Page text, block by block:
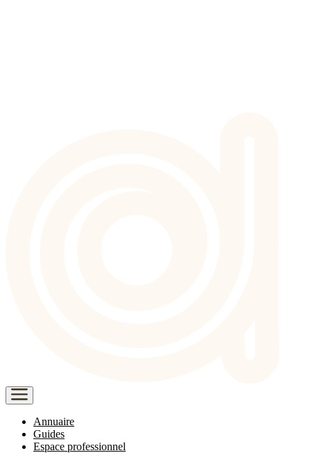
Annuaire
Guides
Espace professionnel